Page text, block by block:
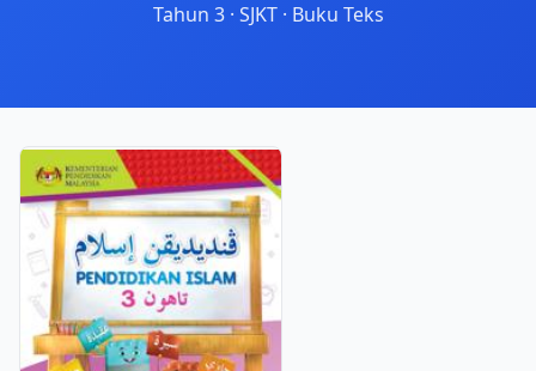
Tahun 3· SJKT· Buku Teks